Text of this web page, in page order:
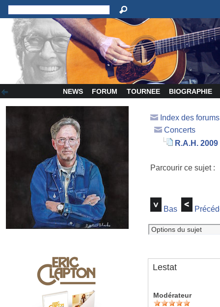
NEWS FORUM TOURNEE BIOGRAPHIE
Index des
Concerts
R.A.H.
Parcourir ce sujet
Bas
Lestat
Modérateur